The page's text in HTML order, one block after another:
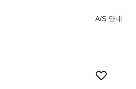
A/S 안내